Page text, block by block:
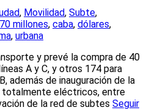
, Movilidad, Subte,
millones, caba, dólares,
, urbana
y prevé la compra de 40
A y C, y otros 174 para
además de inauguración de la
totalmente eléctricos, entre
de la red de subtes Seguir